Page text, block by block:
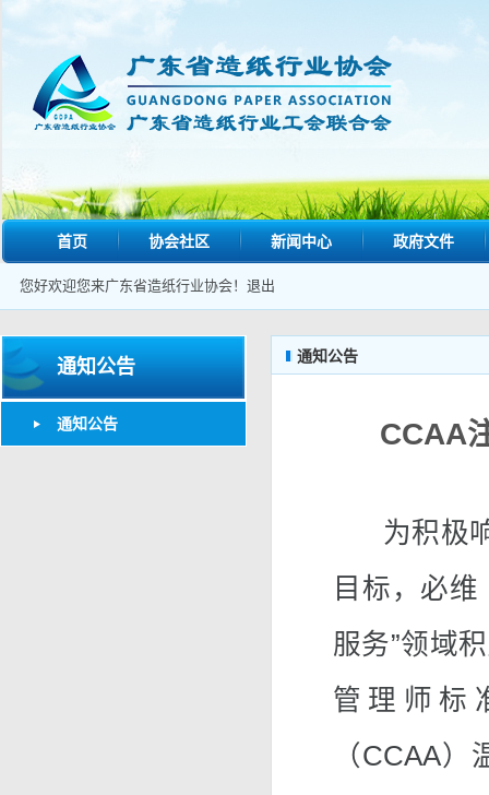
首页 协会社区 新闻中心 政府文件
您好欢迎您来广东省造纸行业协会！ 退出
通知公告
通知公告
通知公告
CCAA
为积极响
目标，必
服务”领域
管理师标
（CCAA